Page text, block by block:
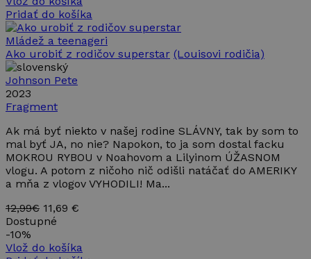
Pridať do košíka
Mládež a teenageri
Ako urobiť z rodičov superstar (Louisovi rodičia)
Johnson Pete
2023
Fragment
Ak má byť niekto v našej rodine SLÁVNY, tak by som to
mal byť JA, no nie? Napokon, to ja som dostal facku
MOKROU RYBOU v Noahovom a Lilyinom ÚŽASNOM
vlogu. A potom z ničoho nič odišli natáčať do AMERIKY
a mňa z vlogov VYHODILI! Ma...
12,99€ 11,69 €
Dostupné
-10%
Vlož do košíka